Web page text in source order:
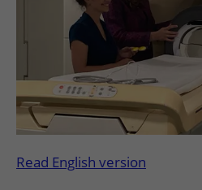
Onderzoeken en diagnostiek
Het Wilhelmina Kinderziekenhuis
Bloedprikken
Wachttijden
Bezoektijden
Wijzigen patiëntgegevens
Mijn UMC Utrecht patiëntportaal
Faciliteiten en voorzieningen
Bezoekregels
Kwaliteit en veiligheid
Route naar het ziekenhuis
Parkeren
Wegwijs in het ziekenhuis
Contact met polikliniek
Contact met verpleegafdeling
Het Wilhelmina Kinderziekenhuis
Teleconsult aanvragen
Diagnostiek aanvragen
Zorgverlenersportaal
Over UMC Utrecht
Onderwijs
Werken bij het UMC Utrecht
Read English version